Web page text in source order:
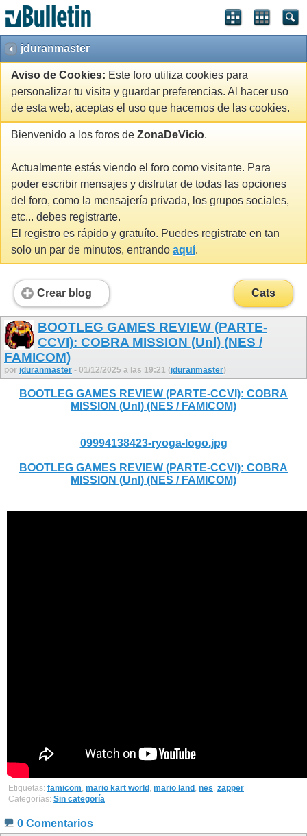
jduranmaster
Aviso de Cookies: Este foro utiliza cookies para
personalizar tu visita y guardar preferencias. Al hacer uso
de esta web, aceptas el uso que hacemos de las cookies.
Bienvenido a los foros de ZonaDeVicio.
Actualmente estás viendo el foro como visitante. Para
poder escribir mensajes y disfrutar de todas las opciones
del foro, como la mensajería privada, los grupos sociales,
etc... debes registrarte.
El registro es rápido y gratuíto. Puedes registrate en tan
solo un par de minutos, entrando aquí.
Crear blog Cats
BOOTLEG GAMES REVIEW (PARTE-
CCVI): COBRA MISSION (Unl) (NES /
FAMICOM)
por jduranmaster - 01/12/2025 a las 19:21 (jduranmaster)
BOOTLEG GAMES REVIEW (PARTE-CCVI): COBRA
MISSION (Unl) (NES / FAMICOM)
09994138423-ryoga-logo.jpg
BOOTLEG GAMES REVIEW (PARTE-CCVI): COBRA
MISSION (Unl) (NES / FAMICOM)
Etiquetas: famicom, mario kart world , mario land , nes, zapper
Categorías: Sin categoría
0 Comentarios